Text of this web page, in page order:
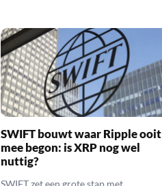
SWIFT bouwt waar Ripple ooit
mee begon: is XRP nog wel
nuttig?